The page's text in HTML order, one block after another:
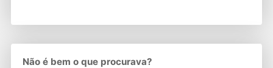
Não é bem o que procurava?